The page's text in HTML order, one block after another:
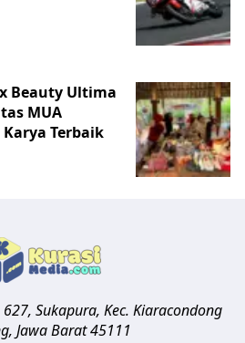
Beauty Ultima
MUA
Terbaik
Sukapura, Kec. Kiaracondong
, Jawa Barat45111